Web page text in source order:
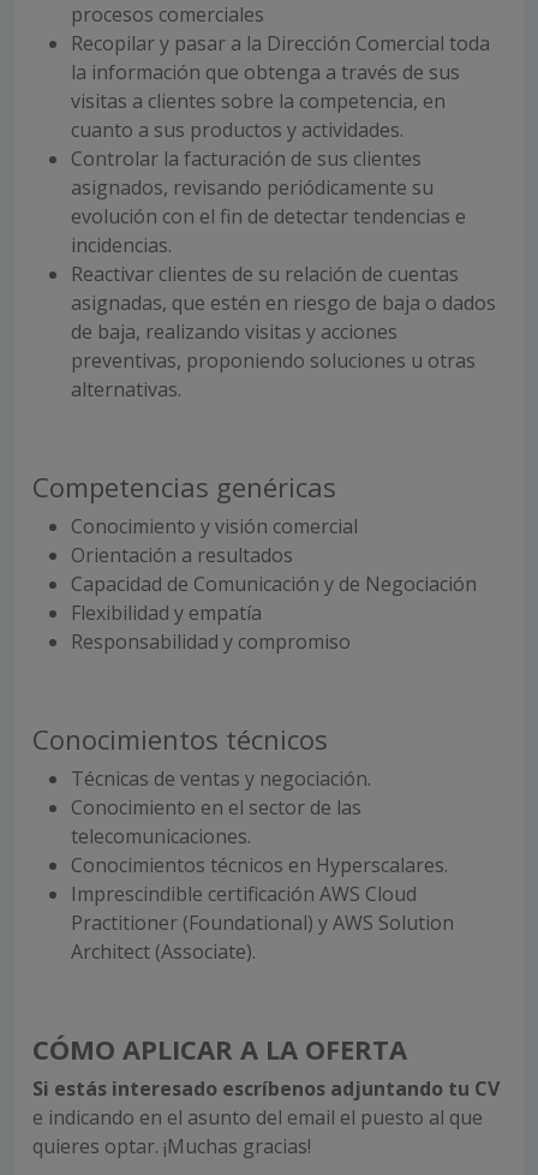
procesos comerciales
Recopilar y pasar a la Dirección Comercial toda
la información que obtenga a través de sus
visitas a clientes sobre la competencia, en
cuanto a sus productos y actividades.
Controlar la facturación de sus clientes
asignados, revisando periódicamente su
evolución con el fin de detectar tendencias e
incidencias.
Reactivar clientes de su relación de cuentas
asignadas, que estén en riesgo de baja o dados
de baja, realizando visitas y acciones
preventivas, proponiendo soluciones u otras
alternativas.
Competencias genéricas
Conocimiento y visión comercial
Orientación a resultados
Capacidad de Comunicación y de Negociación
Flexibilidad y empatía
Responsabilidad y compromiso
Conocimientos técnicos
Técnicas de ventas y negociación.
Conocimiento en el sector de las
telecomunicaciones.
Conocimientos técnicos en Hyperscalares.
Imprescindible certificación AWS Cloud
Practitioner (Foundational) y AWS Solution
Architect (Associate).
CÓMO APLICAR A LA OFERTA
Si estás interesado escríbenos adjuntando tu CV
e indicando en el asunto del email el puesto al que
quieres optar. ¡Muchas gracias!